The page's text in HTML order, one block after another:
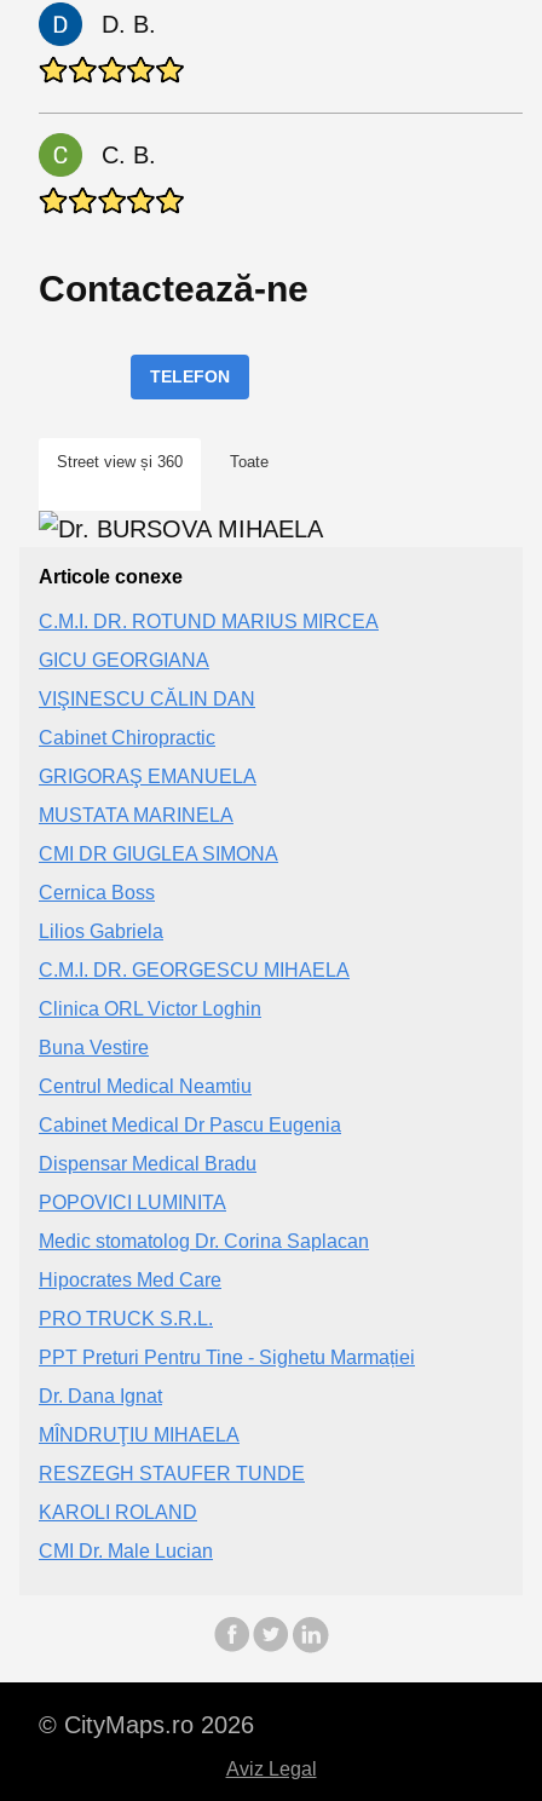
D. B.
C. B.
Contactează-ne
TELEFON
Street view și 360 Toate
Articole conexe
C.M.I. DR. ROTUND MARIUS MIRCEA
GICU GEORGIANA
VIŞINESCU CĂLIN DAN
Cabinet Chiropractic
GRIGORAŞ EMANUELA
MUSTATA MARINELA
CMI DR GIUGLEA SIMONA
Cernica Boss
Lilios Gabriela
C.M.I. DR. GEORGESCU MIHAELA
Clinica ORL Victor Loghin
Buna Vestire
Centrul Medical Neamtiu
Cabinet Medical Dr Pascu Eugenia
Dispensar Medical Bradu
POPOVICI LUMINITA
Medic stomatolog Dr. Corina Saplacan
Hipocrates Med Care
PRO TRUCK S.R.L.
PPT Preturi Pentru Tine - Sighetu Marmației
Dr. Dana Ignat
MÎNDRUŢIU MIHAELA
RESZEGH STAUFER TUNDE
KAROLI ROLAND
CMI Dr. Male Lucian
© CityMaps.ro 2026
Aviz Legal